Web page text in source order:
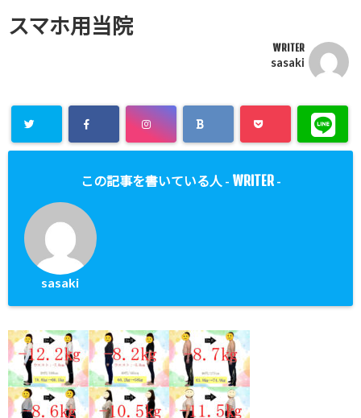
スマホ用当院
WRITER
sasaki
この記事を書いている人 - WRITER-
sasaki